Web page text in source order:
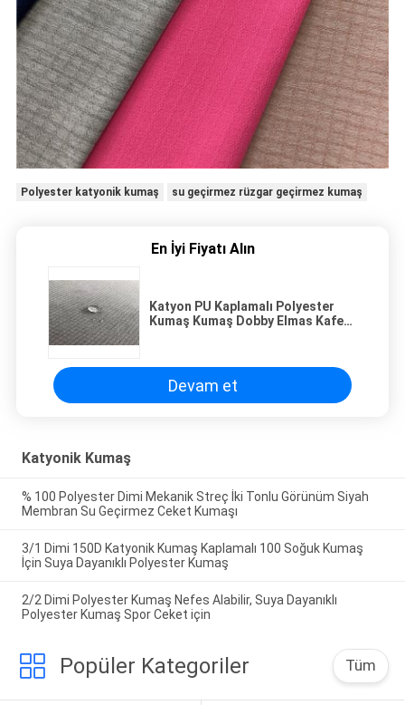
Polyester katyonik kumaş su geçirmez rüzgar geçirmez kumaş
En İyi Fiyatı Alın
Katyon PU Kaplamalı Polyester
Kumaş Kumaş Dobby Elmas Kafes
Devam et
Katyonik Kumaş
% 100 Polyester Dimi Mekanik Streç İki Tonlu Görünüm Siyah
Membran Su Geçirmez Ceket Kumaşı
3/1 Dimi 150D Katyonik Kumaş Kaplamalı 100 Soğuk Kumaş
İçin Suya Dayanıklı Polyester Kumaş
2/2 Dimi Polyester Kumaş Nefes Alabilir, Suya Dayanıklı
Polyester Kumaş Spor Ceket için
Popüler Kategoriler Tüm